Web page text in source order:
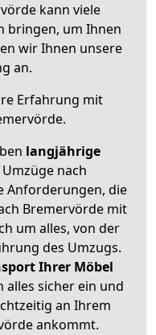
kann viele
bringen, um Ihnen
wir Ihnen unsere
an.
Erfahrung mit
.
langjährige
nach
Anforderungen, die
Bremervörde mit
um alles, von der
des Umzugs.
Ihrer Möbel
alles sicher ein und
an Ihrem
ankommt.